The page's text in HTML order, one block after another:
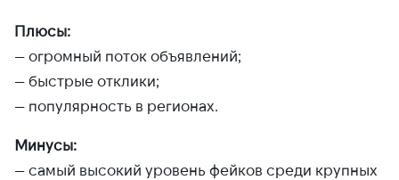
Плюсы:
— огромный поток объявлений;
— быстрые отклики;
— популярность в регионах.
Минусы:
— самый высокий уровень фейков среди крупных